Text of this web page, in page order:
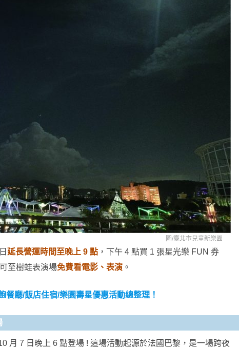
圖/臺北市兒童新樂園
延長營運時間至晚上 9 點 ，下午 4 點買 1 張星光樂 FUN 券
至樹蛙表演場免費看電影、表演 。
餐廳/飯店住宿/樂園壽星優惠活動總整理！
月 7 日晚上 6 點登場 ! 這場活動起源於法國巴黎，是一場跨夜